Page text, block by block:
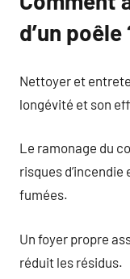
d’un poêle
Nettoyer et
longévité et son
Le ramonage du
risques
fumées.
Un foyer propre
réduit les résidus.